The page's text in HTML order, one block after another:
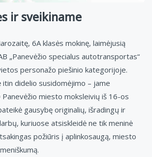
ir sveikiname
6A klasės mokinę, laimėjusią
„Panevėžio specialus autotransportas“
personažo piešinio kategorijoje.
itin didelio susidomėjimo – jame
miesto moksleivių iš 16-os
gausybę originalių, išradingų ir
kuriuose atsiskleidė ne tik meninė
požiūris į aplinkosaugą, miesto